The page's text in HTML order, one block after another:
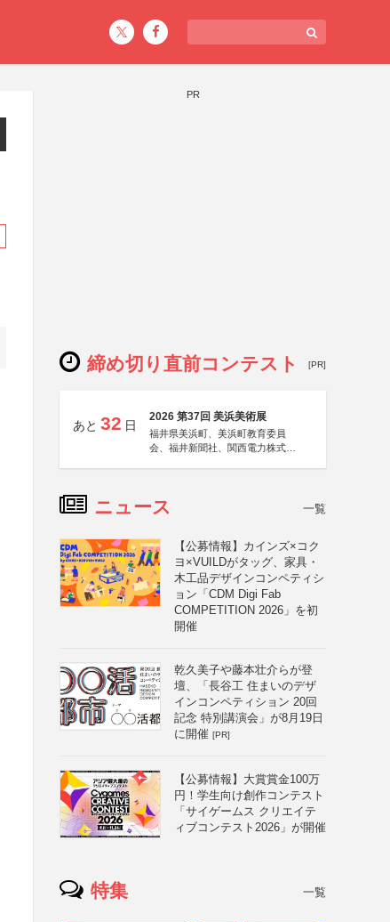
PR
締め切り直前コンテスト [PR]
あと 32 日
2026 第37回 美浜美術展
福井県美浜町、美浜町教育委員
会、福井新聞社、関西電力株式会
ニュース 一覧
【公募情報】カインズ×コク
ヨ×VUILDがタッグ、家具・
木工品デザインコンペティシ
ョン「CDM Digi Fab
COMPETITION 2026」を初
開催
乾久美子や藤本壮介らが登
壇、「長谷工 住まいのデザ
インコンペティション 20回
記念 特別講演会」が8月19日
に開催 [PR]
【公募情報】大賞賞金100万
円！学生向け創作コンテスト
「サイゲームス クリエイテ
ィブコンテスト2026」が開催
特集 一覧